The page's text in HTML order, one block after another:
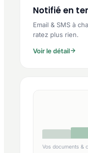
Notifié en
Email & SMS à
ratez plus rien.
Voir le détail
Vos documents &